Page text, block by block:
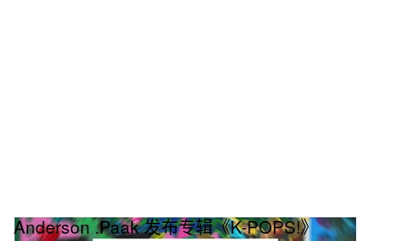
Anderson .Paak 发布专辑《K-POPS!》